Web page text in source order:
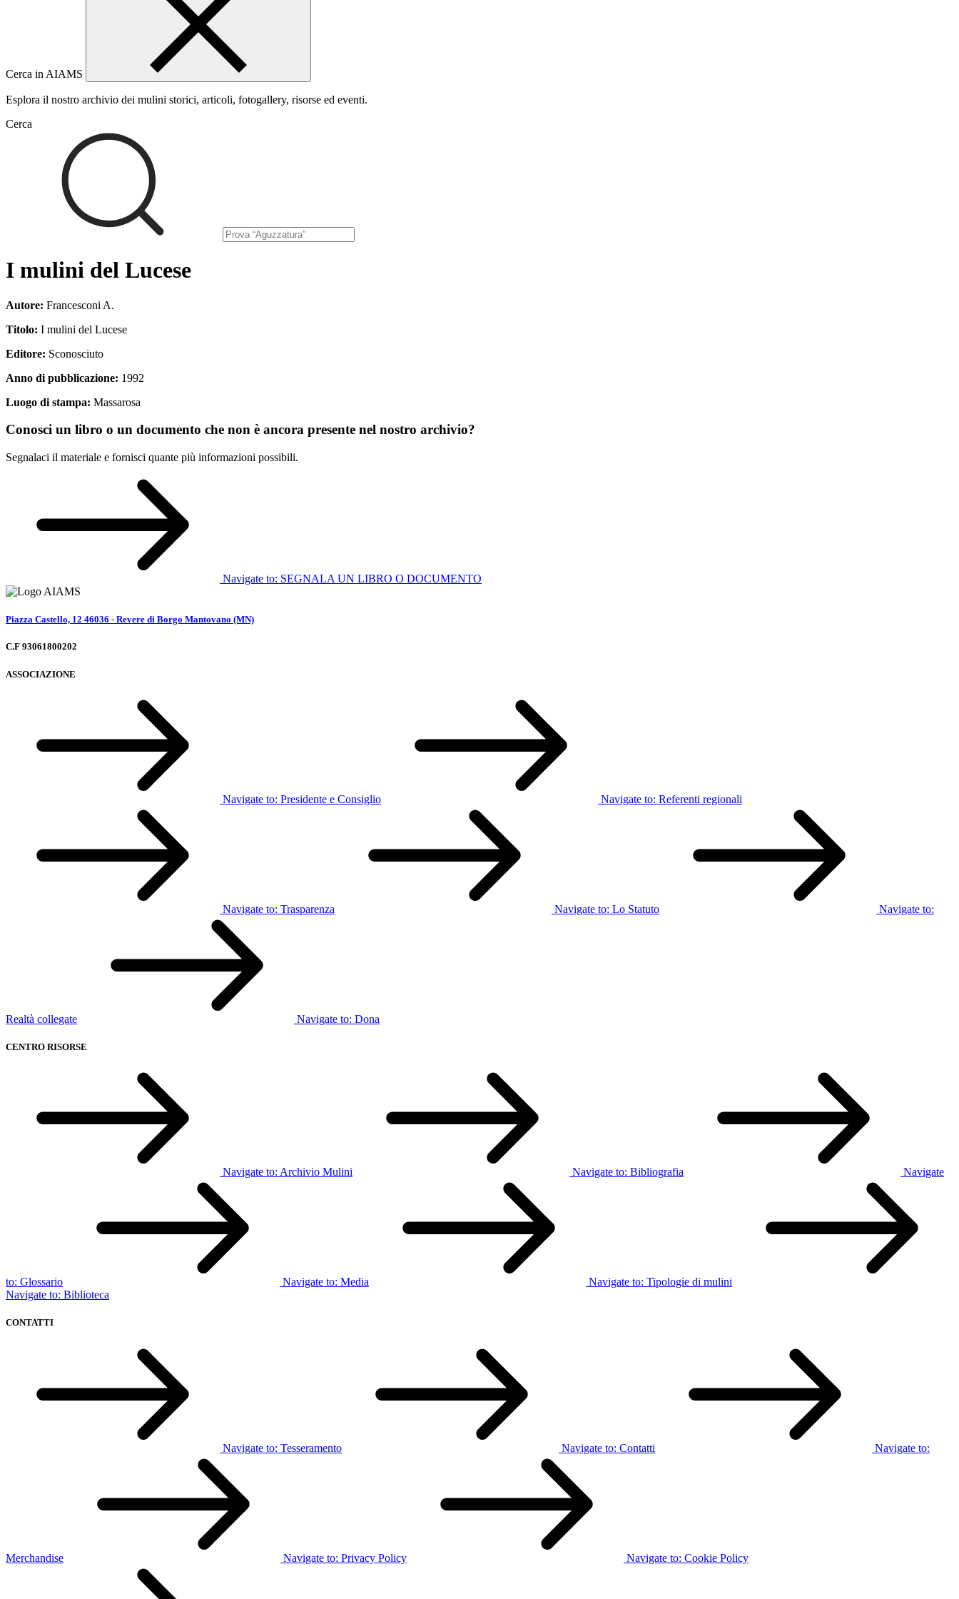
Cerca in AIAMS
Esplora il nostro archivio dei mulini storici, articoli, fotogallery, risorse ed eventi.
Cerca
I mulini del Lucese
Autore: Francesconi A.
Titolo: I mulini del Lucese
Editore: Sconosciuto
Anno di pubblicazione: 1992
Luogo di stampa: Massarosa
Conosci un libro o un documento che non è ancora presente nel nostro archivio?
Segnalaci il materiale e fornisci quante più informazioni possibili.
Navigate to: SEGNALA UN LIBRO O DOCUMENTO
Piazza Castello, 12 46036 - Revere di Borgo Mantovano (MN)
C.F 93061800202
ASSOCIAZIONE
Navigate to: Presidente e Consiglio Navigate to: Referenti regionali
Navigate to: Trasparenza Navigate to: Lo Statuto Navigate to:
Realtà collegate Navigate to: Dona
CENTRO RISORSE
Navigate to: Archivio Mulini Navigate to: Bibliografia Navigate
to: Glossario Navigate to: Media Navigate to: Tipologie di mulini
Navigate to: Biblioteca
CONTATTI
Navigate to: Tesseramento Navigate to: Contatti Navigate to:
Merchandise Navigate to: Privacy Policy Navigate to: Cookie Policy